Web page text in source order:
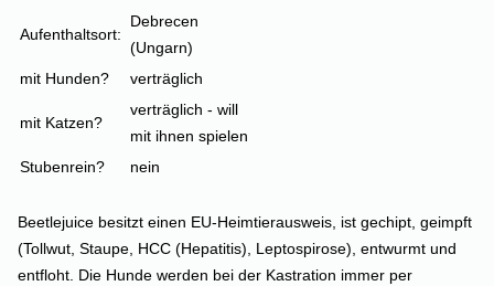
Aufenthaltsort:
Debrecen
(Ungarn)
mit Hunden?
verträglich
mit Katzen?
verträglich - will
mit ihnen spielen
Stubenrein?
nein
Beetlejuice besitzt einen EU-Heimtierausweis, ist gechipt, geimpft
(Tollwut, Staupe, HCC (Hepatitis), Leptospirose), entwurmt und
entfloht. Die Hunde werden bei der Kastration immer per